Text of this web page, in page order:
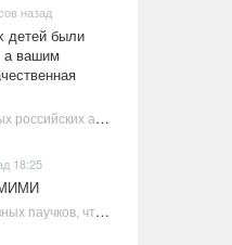
назад
детей были
а вашим
Список знаменитых российских артистов-евреев | Ультрамарин
18:25
17 настолько славных паучков, что даже у арахнофобов появится желание их погладить